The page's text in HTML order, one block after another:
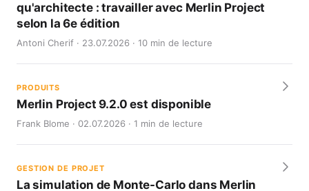
qu'architecte : travailler avec Merlin Project
selon la 6e édition
Antoni Cherif · 23.07.2026 · 10 min de lecture
PRODUITS
Merlin Project 9.2.0 est disponible
Frank Blome · 02.07.2026 · 1 min de lecture
GESTION DE PROJET
La simulation de Monte-Carlo dans Merlin